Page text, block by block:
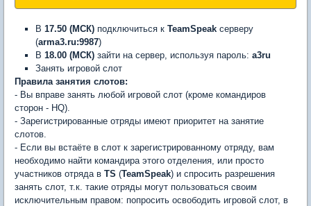
В 17.50 (МСК) подключиться к TeamSpeak серверу
(arma3.ru:9987)
В 18.00 (МСК) зайти на сервер, используя пароль: a3ru
Занять игровой слот
Правила занятия слотов:
- Вы вправе занять любой игровой слот (кроме командиров
сторон - HQ).
- Зарегистрированные отряды имеют приоритет на занятие
слотов.
- Если вы встаёте в слот к зарегистрированному отряду, вам
необходимо найти командира этого отделения, или просто
участников отряда в TS (TeamSpeak) и спросить разрешения
занять слот, т.к. такие отряды могут пользоваться своим
исключительным правом: попросить освободить игровой слот, в